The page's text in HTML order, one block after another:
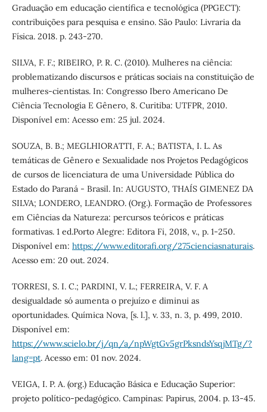
Graduação em educação científica e tecnológica (PPGECT):
contribuições para pesquisa e ensino. São Paulo: Livraria da
Física. 2018. p. 243-270.
SILVA, F. F.; RIBEIRO, P. R. C. (2010). Mulheres na ciência:
problematizando discursos e práticas sociais na constituição de
mulheres-cientistas. In: Congresso Ibero Americano De
Ciência Tecnologia E Gênero, 8. Curitiba: UTFPR, 2010.
Disponível em: Acesso em: 25 jul. 2024.
SOUZA, B. B.; MEGLHIORATTI, F. A.; BATISTA, I. L. As
temáticas de Gênero e Sexualidade nos Projetos Pedagógicos
de cursos de licenciatura de uma Universidade Pública do
Estado do Paraná - Brasil. In: AUGUSTO, THAÍS GIMENEZ DA
SILVA; LONDERO, LEANDRO. (Org.). Formação de Professores
em Ciências da Natureza: percursos teóricos e práticas
formativas. 1 ed.Porto Alegre: Editora Fi, 2018, v., p. 1-250.
Disponível em: https://www.editorafi.org/275cienciasnaturais.
Acesso em: 20 out. 2024.
TORRESI, S. I. C.; PARDINI, V. L.; FERREIRA, V. F. A
desigualdade só aumenta o prejuízo e diminui as
oportunidades. Química Nova, [s. l.], v. 33, n. 3, p. 499, 2010.
Disponível em:
https://www.scielo.br/j/qn/a/npWgtGv5grPksndsYsqjMTg/?
lang=pt. Acesso em: 01 nov. 2024.
VEIGA, I. P. A. (org.) Educação Básica e Educação Superior:
projeto político-pedagógico. Campinas: Papirus, 2004. p. 13-45.